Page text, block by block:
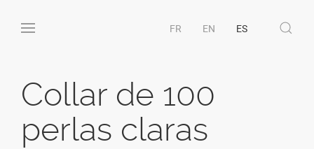
FR EN ES
Collar de 100
perlas claras